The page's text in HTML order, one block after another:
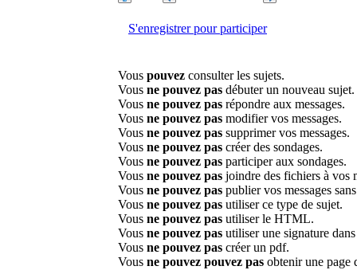
S'enregistrer pour participer
Vous pouvez consulter les sujets.
Vous ne pouvez pas débuter un nouveau sujet.
Vous ne pouvez pas répondre aux messages.
Vous ne pouvez pas modifier vos messages.
Vous ne pouvez pas supprimer vos messages.
Vous ne pouvez pas créer des sondages.
Vous ne pouvez pas participer aux sondages.
Vous ne pouvez pas joindre des fichiers à vos
Vous ne pouvez pas publier vos messages
Vous ne pouvez pas utiliser ce type de sujet.
Vous ne pouvez pas utiliser le HTML.
Vous ne pouvez pas utiliser une signature
Vous ne pouvez pas créer un pdf.
Vous ne pouvez pouvez pas obtenir une page